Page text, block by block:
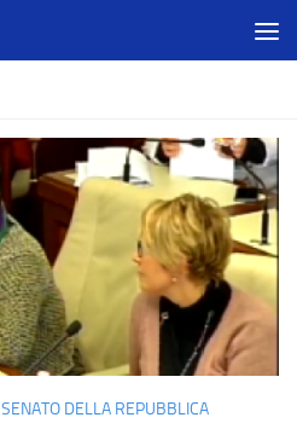
SENATO DELLA REPUBBLICA